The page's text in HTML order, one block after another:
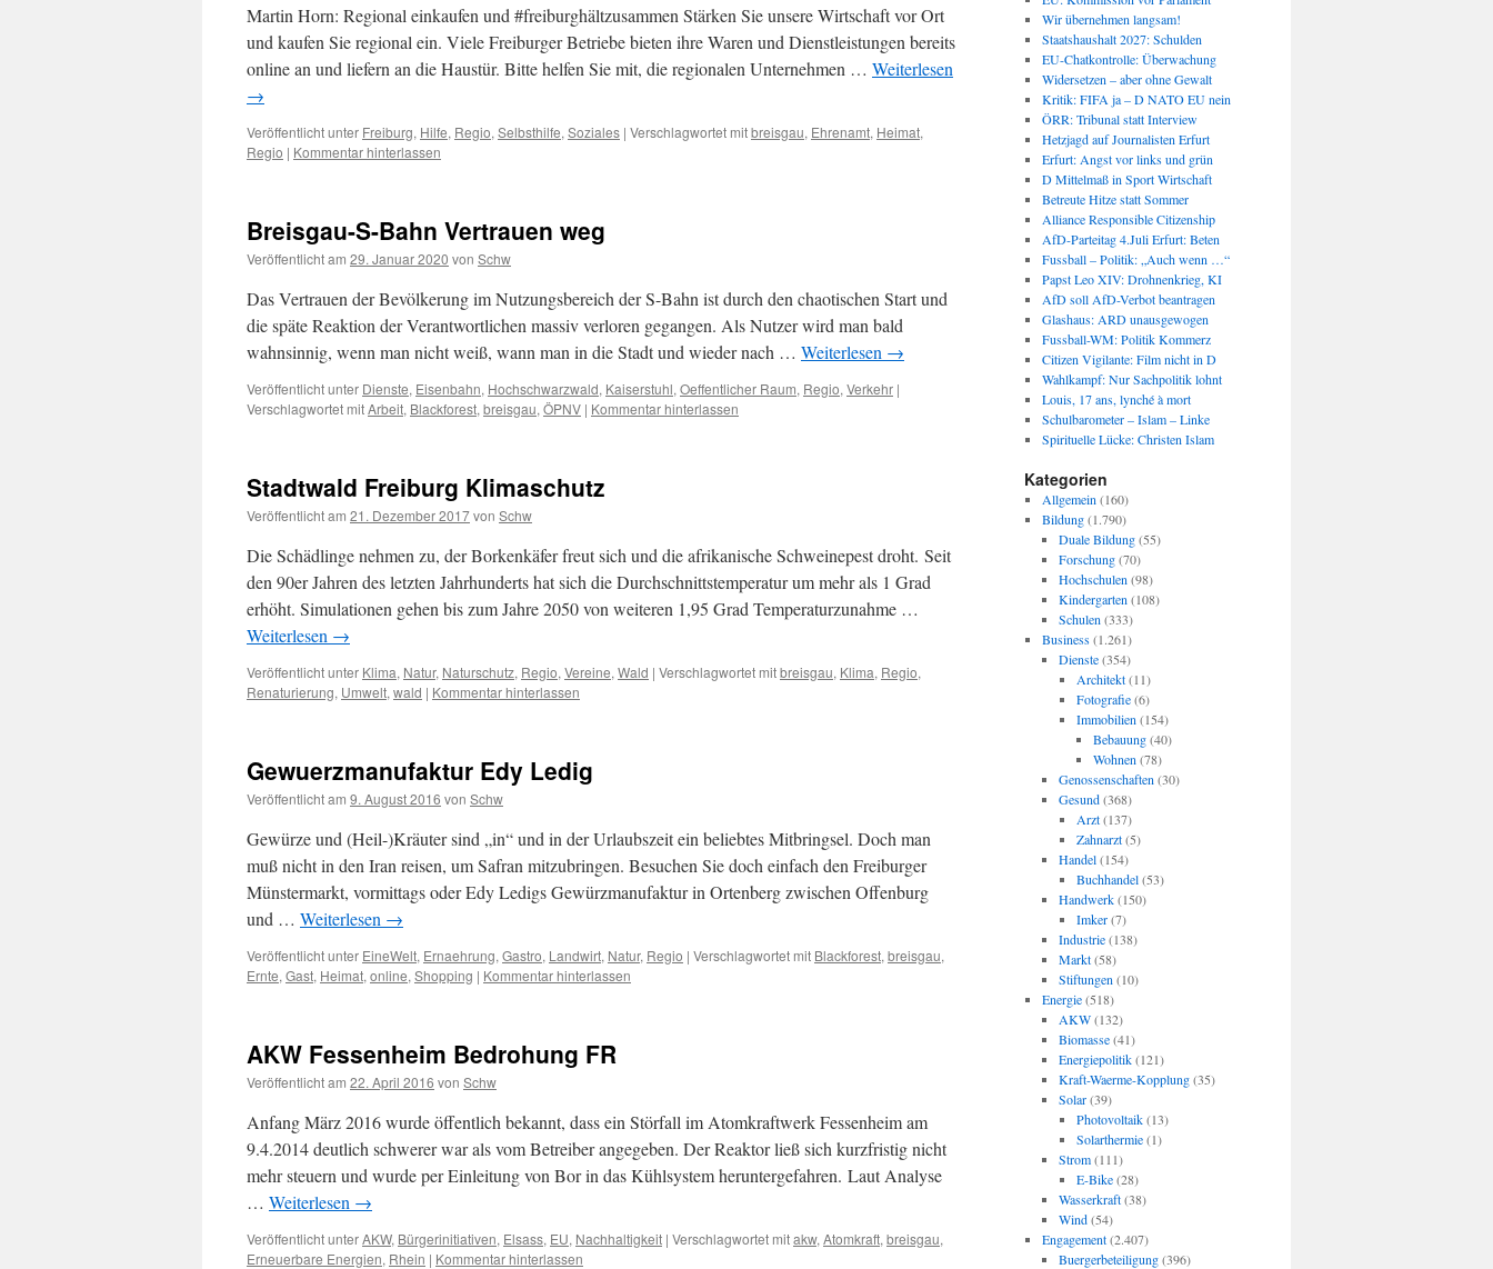
Martin Horn: Regional einkaufen und #freiburghältzusammen Stärken Sie unsere Wirtschaft vor Ort
und kaufen Sie regional ein. Viele Freiburger Betriebe bieten ihre Waren und Dienstleistungen bereits
online an und liefern an die Haustür. Bitte helfen Sie mit, die regionalen Unternehmen … Weiterlesen
→
Veröffentlicht unter Freiburg, Hilfe, Regio, Selbsthilfe, Soziales | Verschlagwortet mitbreisgau, Ehrenamt, Heimat,
Regio | Kommentar hinterlassen
Breisgau-S-Bahn Vertrauen weg
Veröffentlicht am 29. Januar 2020 von Schw
Das Vertrauen der Bevölkerung im Nutzungsbereich der S-Bahn ist durch den chaotischen Start und
die späte Reaktion der Verantwortlichen massiv verloren gegangen. Als Nutzer wird man bald
wahnsinnig, wenn man nicht weiß, wann man in die Stadt und wieder nach … Weiterlesen →
Veröffentlicht unter Dienste, Eisenbahn, Hochschwarzwald, Kaiserstuhl, Oeffentlicher Raum, Regio, Verkehr |
Verschlagwortet mitArbeit, Blackforest, breisgau, ÖPNV | Kommentar hinterlassen
Stadtwald Freiburg Klimaschutz
Veröffentlicht am 21. Dezember 2017von Schw
Die Schädlinge nehmen zu, der Borkenkäfer freut sich und die afrikanische Schweinepest droht. Seit
den 90er Jahren des letzten Jahrhunderts hat sich die Durchschnittstemperatur um mehr als 1 Grad
erhöht. Simulationen gehen bis zum Jahre 2050 von weiteren 1,95 Grad Temperaturzunahme …
Weiterlesen →
Veröffentlicht unter Klima, Natur, Naturschutz, Regio, Vereine, Wald | Verschlagwortet mitbreisgau, Klima, Regio,
Renaturierung, Umwelt, wald | Kommentar hinterlassen
Gewuerzmanufaktur Edy Ledig
Veröffentlicht am 9. August 2016 von Schw
Gewürze und (Heil-)Kräuter sind „in“ und in der Urlaubszeit ein beliebtes Mitbringsel. Doch man
muß nicht in den Iran reisen, um Safran mitzubringen. Besuchen Sie doch einfach den Freiburger
Münstermarkt, vormittags oder Edy Ledigs Gewürzmanufaktur in Ortenberg zwischen Offenburg
und … Weiterlesen →
Veröffentlicht unter EineWelt, Ernaehrung, Gastro, Landwirt, Natur, Regio | Verschlagwortet mit Blackforest, breisgau,
Ernte, Gast, Heimat, online, Shopping | Kommentar hinterlassen
AKW Fessenheim Bedrohung FR
Veröffentlicht am 22. April 2016 von Schw
Anfang März 2016 wurde öffentlich bekannt, dass ein Störfall im Atomkraftwerk Fessenheim am
9.4.2014 deutlich schwerer war als vom Betreiber angegeben. Der Reaktor ließ sich kurzfristig nicht
mehr steuern und wurde per Einleitung von Bor in das Kühlsystem heruntergefahren. Laut Analyse
… Weiterlesen →
Veröffentlicht unterAKW, Bürgerinitiativen, Elsass, EU, Nachhaltigkeit | Verschlagwortet mitakw, Atomkraft, breisgau,
Erneuerbare Energien, Rhein | Kommentar hinterlassen
Wir übernehmen langsam!
Staatshaushalt 2027: Schulden
EU-Chatkontrolle: Überwachung
Widersetzen – aber ohne Gewalt
Kritik: FIFA ja – D NATO EU nein
ÖRR: Tribunal statt Interview
Hetzjagd auf Journalisten Erfurt
Erfurt: Angst vor links und grün
D Mittelmaß in Sport Wirtschaft
Betreute Hitze statt Sommer
Alliance Responsible Citizenship
AfD-Parteitag 4.Juli Erfurt: Beten
Fussball – Politik: „Auch wenn …“
Papst Leo XIV: Drohnenkrieg, KI
AfD soll AfD-Verbot beantragen
Glashaus: ARD unausgewogen
Fussball-WM: Politik Kommerz
Citizen Vigilante: Film nicht in D
Wahlkampf: Nur Sachpolitik lohnt
Louis, 17 ans, lynché à mort
Schulbarometer – Islam – Linke
Spirituelle Lücke: Christen Islam
Kategorien
Allgemein (160)
Bildung(1.790)
Duale Bildung(55)
Forschung(70)
Hochschulen (98)
Kindergarten (108)
Schulen (333)
Business(1.261)
Dienste(354)
Architekt(11)
Fotografie(6)
Immobilien (154)
Bebauung(40)
Wohnen (78)
Genossenschaften (30)
Gesund(368)
Arzt(137)
Zahnarzt(5)
Handel(154)
Buchhandel(53)
Handwerk(150)
Imker(7)
Industrie(138)
Markt(58)
Stiftungen (10)
Energie(518)
AKW(132)
Biomasse(41)
Energiepolitik(121)
Kraft-Waerme-Kopplung(35)
Solar(39)
Photovoltaik(13)
Solarthermie(1)
Strom(111)
E-Bike(28)
Wasserkraft(38)
Wind(54)
Engagement(2.407)
Buergerbeteiligung(396)